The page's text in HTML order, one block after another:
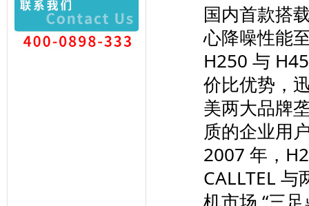
国内首款搭
心降噪性能
H250 与
价比优势，
美两大品牌
质的企业用
2007 年，
CALLTEL
机市场 “三